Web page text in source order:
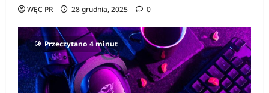
WĘC PR 28 grudnia, 2025 0
Przeczytano 4 minut